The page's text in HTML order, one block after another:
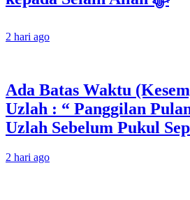
2 hari ago
Ada Batas Waktu
Uzlah : “ Panggilan
Uzlah Sebelum Pukul
2 hari ago